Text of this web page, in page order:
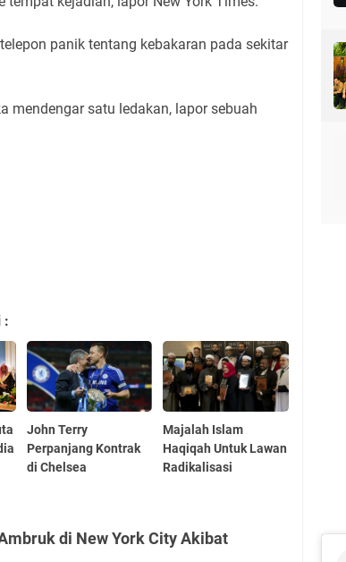
panik tentang kebakaran pada sekitar
mendengar satu ledakan, lapor sebuah
:
John Terry
Perpanjang Kontrak
di Chelsea
Majalah Islam
Haqiqah Untuk Lawan
Radikalisasi
di New York City Akibat